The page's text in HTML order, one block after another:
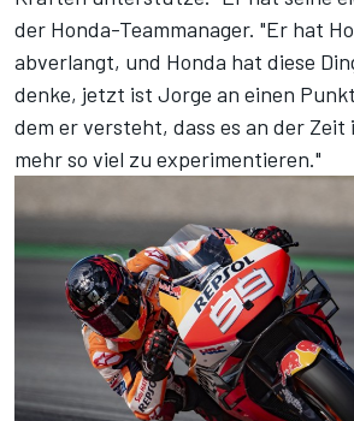
der Honda-Teammanager. "Er hat
abverlangt, und Honda hat diese
denke, jetzt ist Jorge an einen
dem er versteht, dass es an der
mehr so viel zu experimentieren."